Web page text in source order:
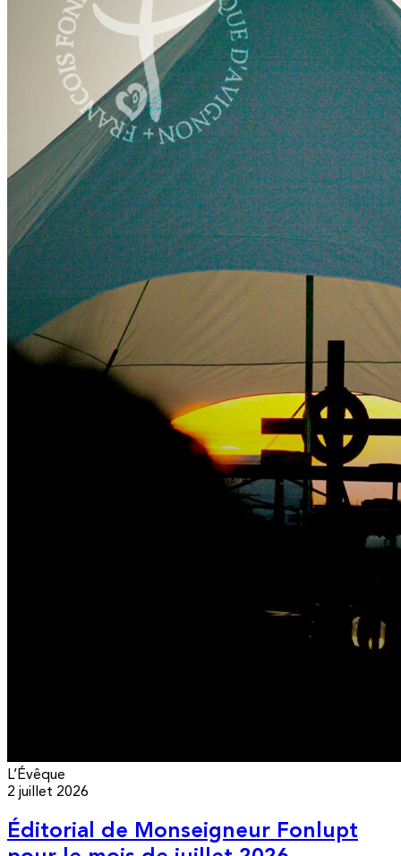
L’Évêque
2 juillet 2026
Éditorial de Monseigneur Fonlupt